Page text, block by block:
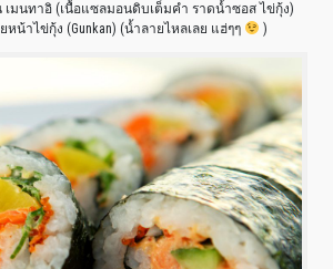
มนทาอิ (เนื้อแซลมอนดิบเต็มคำ ราดน้ำซอส ไข่กุ้ง)
น้าไข่กุ้ง (Gunkan) (น้ำลายไหลเลย แฮ่ๆๆ
)